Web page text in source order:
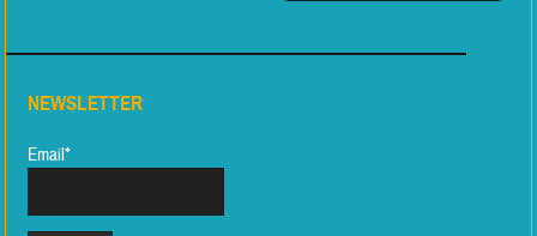
NEWSLETTER
Email*